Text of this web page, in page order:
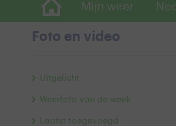
Mijn weer
Foto en video
Uitgelicht
Weerfoto van de week
Laatst toegevoegd